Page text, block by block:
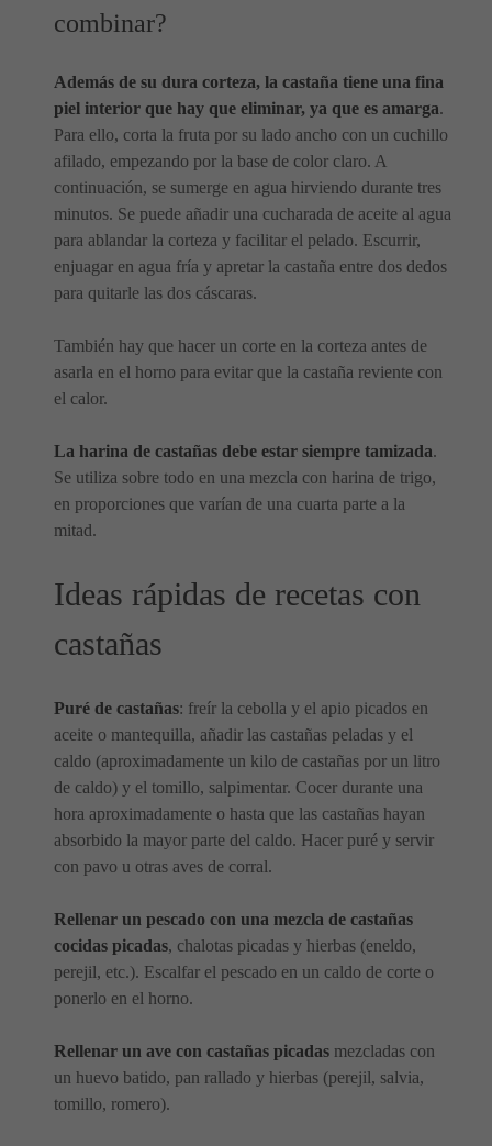
combinar?
Además de su dura corteza, la castaña tiene una fina
piel interior que hay que eliminar, ya que es amarga.
Para ello, corta la fruta por su lado ancho con un cuchillo
afilado, empezando por la base de color claro. A
continuación, se sumerge en agua hirviendo durante tres
minutos. Se puede añadir una cucharada de aceite al agua
para ablandar la corteza y facilitar el pelado. Escurrir,
enjuagar en agua fría y apretar la castaña entre dos dedos
para quitarle las dos cáscaras.
También hay que hacer un corte en la corteza antes de
asarla en el horno para evitar que la castaña reviente con
el calor.
La harina de castañas debe estar siempre tamizada.
Se utiliza sobre todo en una mezcla con harina de trigo,
en proporciones que varían de una cuarta parte a la
mitad.
Ideas rápidas de recetas con
castañas
Puré de castañas: freír la cebolla y el apio picados en
aceite o mantequilla, añadir las castañas peladas y el
caldo (aproximadamente un kilo de castañas por un litro
de caldo) y el tomillo, salpimentar. Cocer durante una
hora aproximadamente o hasta que las castañas hayan
absorbido la mayor parte del caldo. Hacer puré y servir
con pavo u otras aves de corral.
Rellenar un pescado con una mezcla de castañas
cocidas picadas, chalotas picadas y hierbas (eneldo,
perejil, etc.). Escalfar el pescado en un caldo de corte o
ponerlo en el horno.
Rellenar un ave con castañas picadas mezcladas con
un huevo batido, pan rallado y hierbas (perejil, salvia,
tomillo, romero).